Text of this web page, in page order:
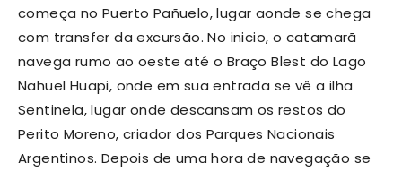
começa no Puerto Pañuelo, lugar aonde se chega
com transfer da excursão. No inicio, o catamarã
navega rumo ao oeste até o Braço Blest do Lago
Nahuel Huapi, onde em sua entrada se vê a ilha
Sentinela, lugar onde descansam os restos do
Perito Moreno, criador dos Parques Nacionais
Argentinos. Depois de uma hora de navegação se